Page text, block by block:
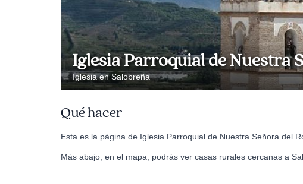
Iglesia Parroquial de Nuestra
Iglesia en Salobreña
Qué hacer
Esta es la página de Iglesia Parroquial de Nuestra Señora del
Más abajo, en el mapa, podrás ver casas rurales cercanas a